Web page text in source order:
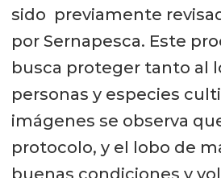
sido previamente
por Sernapesca. Este
busca proteger tanto al
personas y especies
imágenes se observa
protocolo, y el lobo de